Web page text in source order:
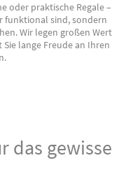
oder praktische Regale –
funktional sind, sondern
Wir legen großen Wert
lange Freude an Ihren
das gewisse